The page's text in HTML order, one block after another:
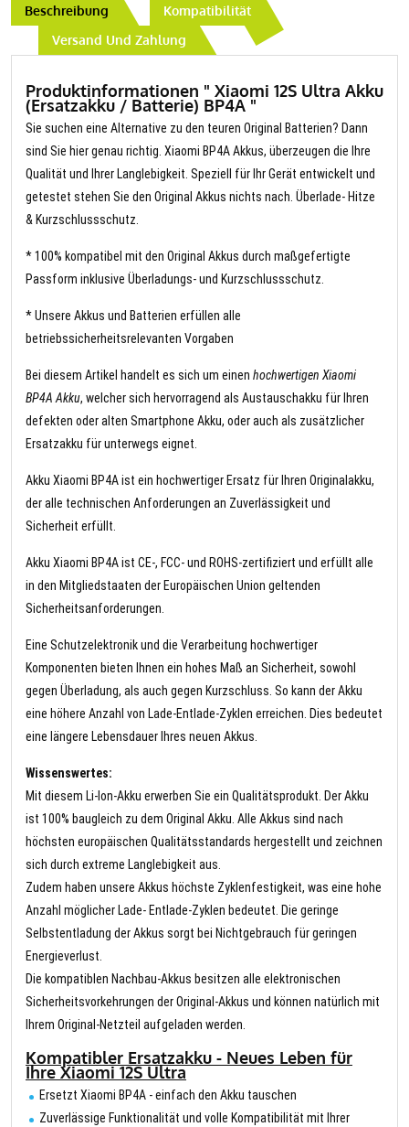
Beschreibung
Kompatibilität
Versand Und Zahlung
Produktinformationen " Xiaomi 12S Ultra Akku
(Ersatzakku / Batterie) BP4A "
Sie suchen eine Alternative zu den teuren Original Batterien? Dann
sind Sie hier genau richtig. Xiaomi BP4A Akkus, überzeugen die Ihre
Qualität und Ihrer Langlebigkeit. Speziell für Ihr Gerät entwickelt und
getestet stehen Sie den Original Akkus nichts nach. Überlade- Hitze
& Kurzschlussschutz.
* 100% kompatibel mit den Original Akkus durch maßgefertigte
Passform inklusive Überladungs- und Kurzschlussschutz.
* Unsere Akkus und Batterien erfüllen alle
betriebssicherheitsrelevanten Vorgaben
Bei diesem Artikel handelt es sich um einen hochwertigen Xiaomi
BP4A Akku, welcher sich hervorragend als Austauschakku für Ihren
defekten oder alten Smartphone Akku, oder auch als zusätzlicher
Ersatzakku für unterwegs eignet.
Akku Xiaomi BP4A ist ein hochwertiger Ersatz für Ihren Originalakku,
der alle technischen Anforderungen an Zuverlässigkeit und
Sicherheit erfüllt.
Akku Xiaomi BP4A ist CE-, FCC- und ROHS-zertifiziert und erfüllt alle
in den Mitgliedstaaten der Europäischen Union geltenden
Sicherheitsanforderungen.
Eine Schutzelektronik und die Verarbeitung hochwertiger
Komponenten bieten Ihnen ein hohes Maß an Sicherheit, sowohl
gegen Überladung, als auch gegen Kurzschluss. So kann der Akku
eine höhere Anzahl von Lade-Entlade-Zyklen erreichen. Dies bedeutet
eine längere Lebensdauer Ihres neuen Akkus.
Wissenswertes:
Mit diesem Li-Ion-Akku erwerben Sie ein Qualitätsprodukt. Der Akku
ist 100% baugleich zu dem Original Akku. Alle Akkus sind nach
höchsten europäischen Qualitätsstandards hergestellt und zeichnen
sich durch extreme Langlebigkeit aus.
Zudem haben unsere Akkus höchste Zyklenfestigkeit, was eine hohe
Anzahl möglicher Lade- Entlade-Zyklen bedeutet. Die geringe
Selbstentladung der Akkus sorgt bei Nichtgebrauch für geringen
Energieverlust.
Die kompatiblen Nachbau-Akkus besitzen alle elektronischen
Sicherheitsvorkehrungen der Original-Akkus und können natürlich mit
Ihrem Original-Netzteil aufgeladen werden.
Kompatibler Ersatzakku - Neues Leben für
Ihre Xiaomi 12S Ultra
Ersetzt Xiaomi BP4A - einfach den Akku tauschen
Zuverlässige Funktionalität und volle Kompatibilität mit Ihrer